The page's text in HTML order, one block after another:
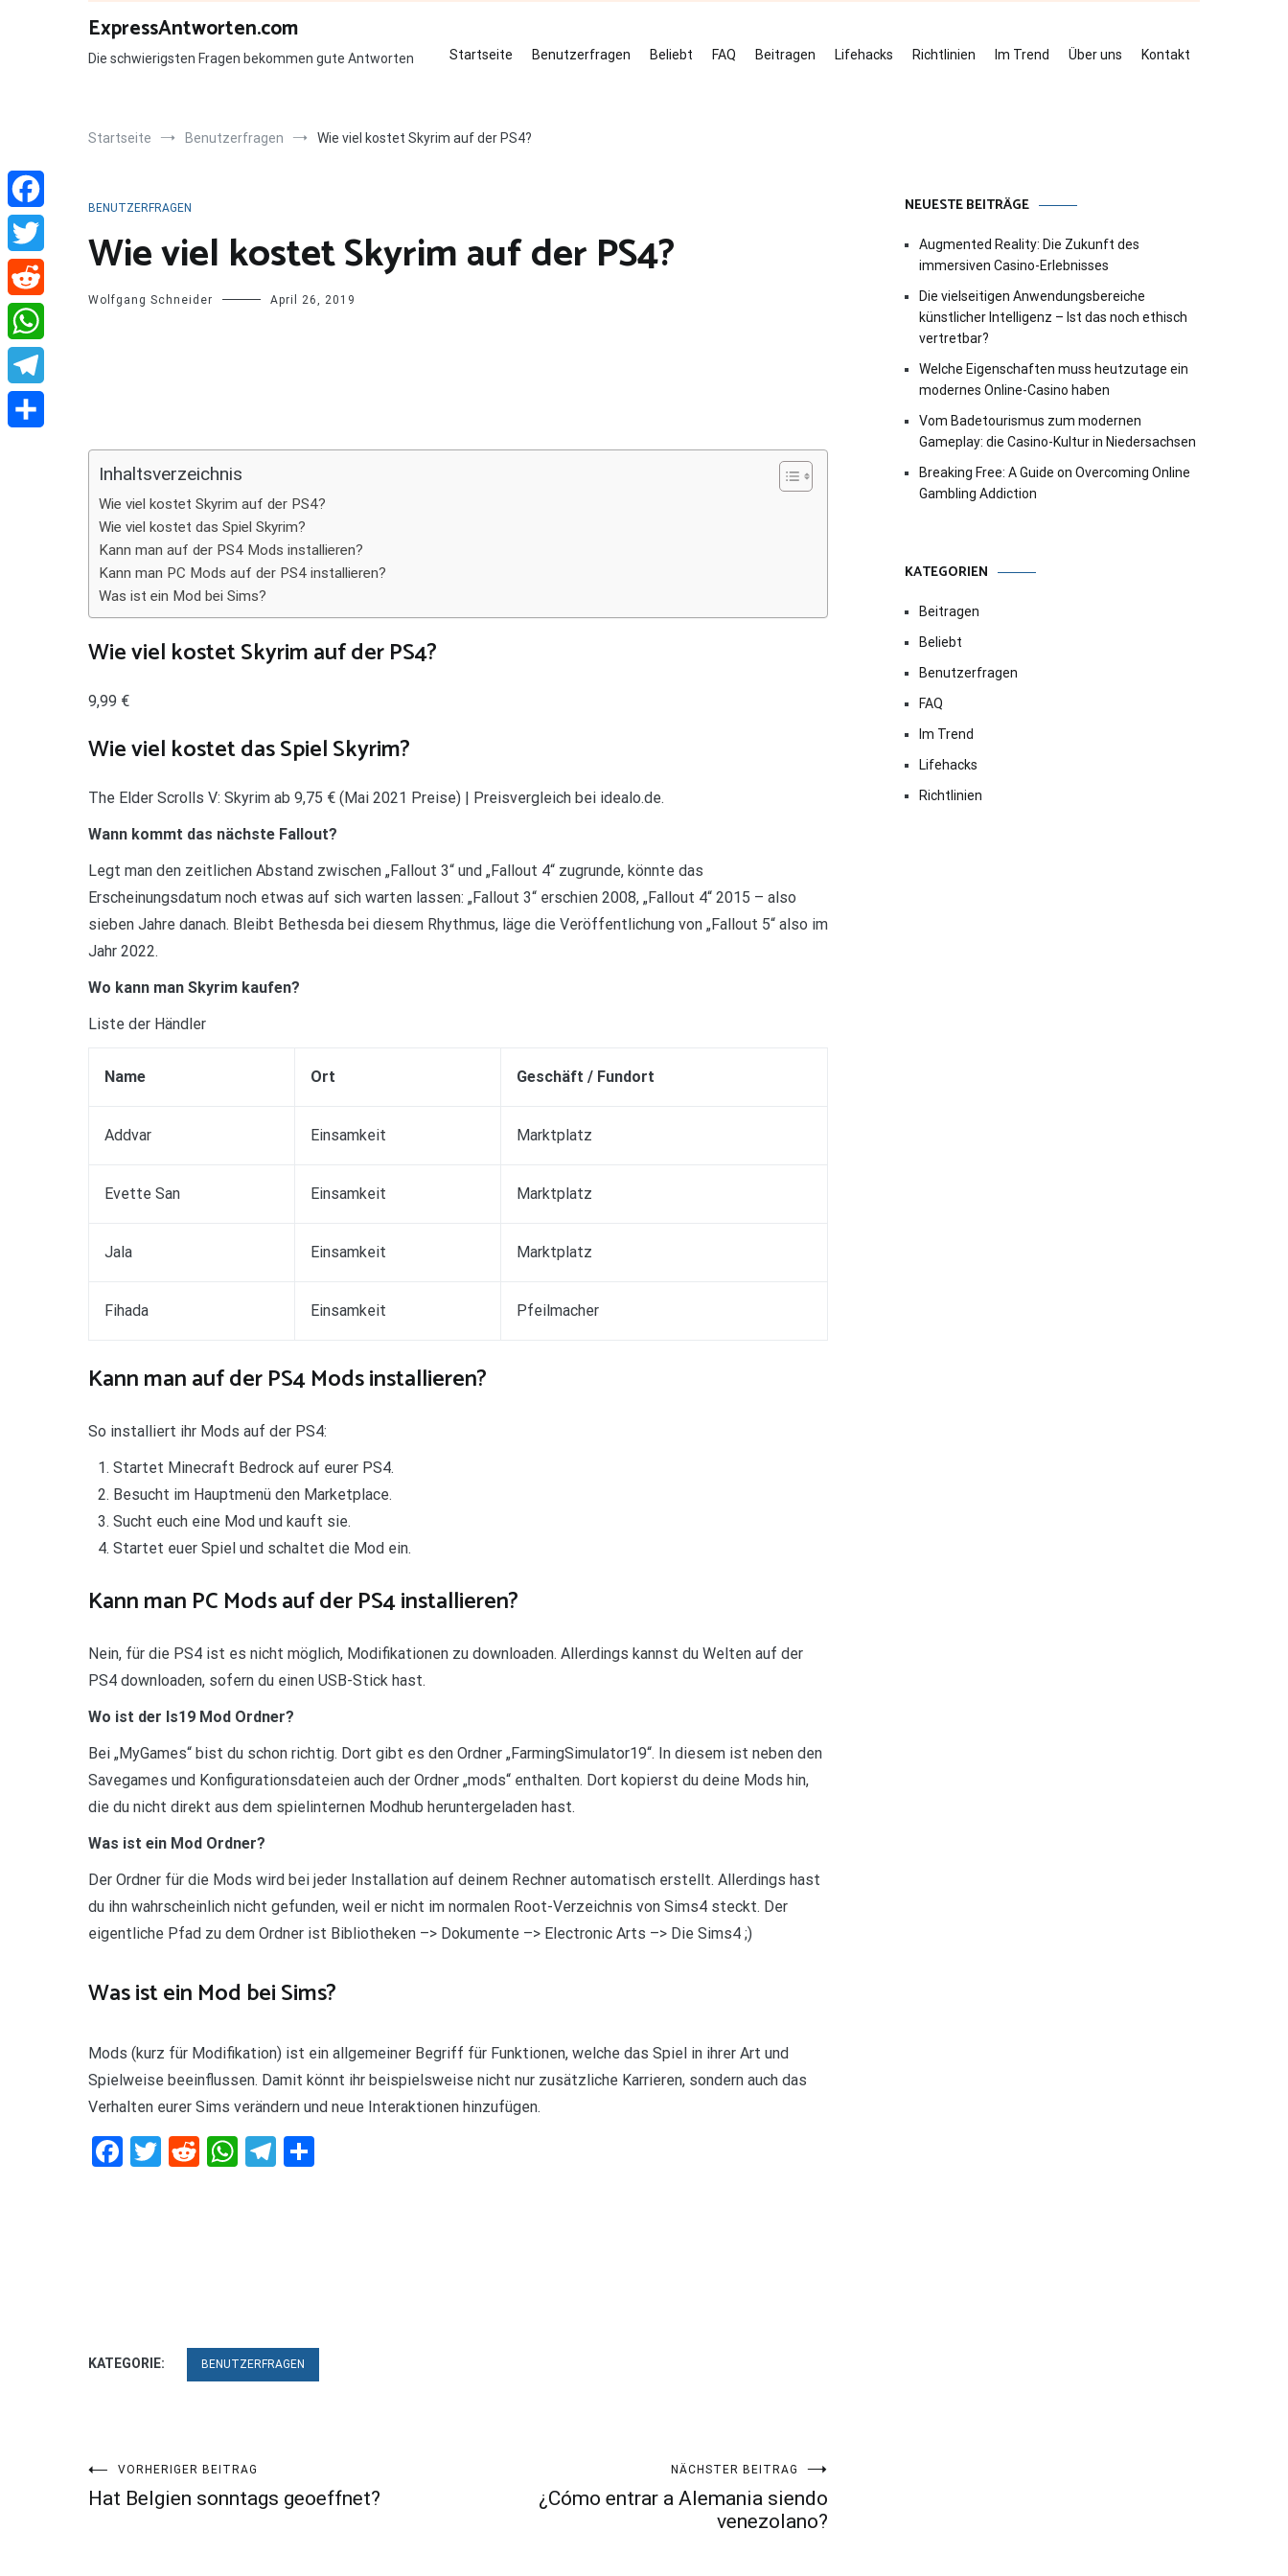
ExpressAntworten.com
Die schwierigsten Fragen bekommen gute Antworten Startseite Benutzerfragen Beliebt FAQ Beitragen Lifehacks Richtlinien Im Trend Über uns Kontakt
Startseite Benutzerfragen Wie viel kostet Skyrim auf der PS4?
BENUTZERFRAGEN
Wie viel kostet Skyrim auf der PS4?
Wolfgang Schneider April 26, 2019
Inhaltsverzeichnis
Wie viel kostet Skyrim auf der PS4?
Wie viel kostet das Spiel Skyrim?
Kann man auf der PS4 Mods installieren?
Kann man PC Mods auf der PS4 installieren?
Was ist ein Mod bei Sims?
Wie viel kostet Skyrim auf der PS4?
9,99 €
Wie viel kostet das Spiel Skyrim?
The Elder Scrolls V: Skyrim ab 9,75 € (Mai 2021 Preise) | Preisvergleich bei idealo.de.
Wann kommt das nächste Fallout?
Legt man den zeitlichen Abstand zwischen „Fallout 3“ und „Fallout 4“ zugrunde, könnte das
Erscheinungsdatum noch etwas auf sich warten lassen: „Fallout 3“ erschien 2008, „Fallout 4“ 2015 – also
sieben Jahre danach. Bleibt Bethesda bei diesem Rhythmus, läge die Veröffentlichung von „Fallout 5“ also im
Jahr 2022.
Wo kann man Skyrim kaufen?
Liste der Händler
Name Ort Geschäft / Fundort
Addvar Einsamkeit Marktplatz
Evette San Einsamkeit Marktplatz
Jala Einsamkeit Marktplatz
Fihada Einsamkeit Pfeilmacher
Kann man auf der PS4 Mods installieren?
So installiert ihr Mods auf der PS4:
Startet Minecraft Bedrock auf eurer PS4.
Besucht im Hauptmenü den Marketplace.
Sucht euch eine Mod und kauft sie.
Startet euer Spiel und schaltet die Mod ein.
Kann man PC Mods auf der PS4 installieren?
Nein, für die PS4 ist es nicht möglich, Modifikationen zu downloaden. Allerdings kannst du Welten auf der
PS4 downloaden, sofern du einen USB-Stick hast.
Wo ist der ls19 Mod Ordner?
Bei „MyGames“ bist du schon richtig. Dort gibt es den Ordner „FarmingSimulator19“. In diesem ist neben den
Savegames und Konfigurationsdateien auch der Ordner „mods“ enthalten. Dort kopierst du deine Mods hin,
die du nicht direkt aus dem spielinternen Modhub heruntergeladen hast.
Was ist ein Mod Ordner?
Der Ordner für die Mods wird bei jeder Installation auf deinem Rechner automatisch erstellt. Allerdings hast
du ihn wahrscheinlich nicht gefunden, weil er nicht im normalen Root-Verzeichnis von Sims4 steckt. Der
eigentliche Pfad zu dem Ordner ist Bibliotheken –> Dokumente –> Electronic Arts –> Die Sims4 ;)
Was ist ein Mod bei Sims?
Mods (kurz für Modifikation) ist ein allgemeiner Begriff für Funktionen, welche das Spiel in ihrer Art und
Spielweise beeinflussen. Damit könnt ihr beispielsweise nicht nur zusätzliche Karrieren, sondern auch das
Verhalten eurer Sims verändern und neue Interaktionen hinzufügen.
Facebook
Twitter
RedditWhatsApp
Telegram
KATEGORIE: BENUTZERFRAGEN
Beitragsnavigation
VORHERIGER BEITRAG
Hat Belgien sonntags geoeffnet?
NÄCHSTER BEITRAG
¿Cómo entrar a Alemania siendo
venezolano?
NEUESTE BEITRÄGE
Augmented Reality: Die Zukunft des
immersiven Casino-Erlebnisses
Die vielseitigen Anwendungsbereiche
künstlicher Intelligenz – Ist das noch ethisch
vertretbar?
Welche Eigenschaften muss heutzutage ein
modernes Online-Casino haben
Vom Badetourismus zum modernen
Gameplay: die Casino-Kultur in Niedersachsen
Breaking Free: A Guide on Overcoming Online
Gambling Addiction
KATEGORIEN
Beitragen
Beliebt
Benutzerfragen
FAQ
Im Trend
Lifehacks
Richtlinien
Facebook
Twitter
Reddit
WhatsApp
Telegram